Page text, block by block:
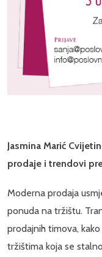
Jasmina Marić
prodaje i trendovi
Moderna prodaja
ponuda na tržištu.
prodajnih timova,
tržištima koja se